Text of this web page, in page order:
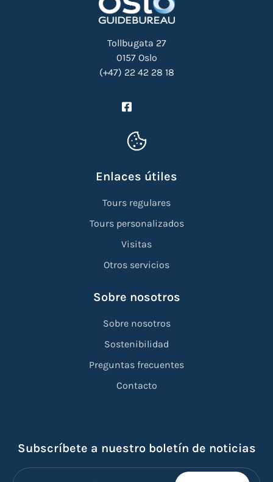
Tollbugata 27
0157 Oslo
(+47) 22 42 28 18
Enlaces útiles
Tours regulares
Tours personalizados
Visitas
Otros servicios
Sobre nosotros
Sobre nosotros
Sostenibilidad
Preguntas frecuentes
Contacto
Subscríbete a nuestro boletín de noticias